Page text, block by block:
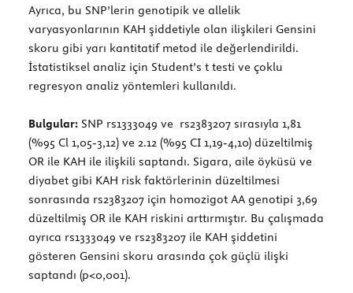
Ayrıca, bu SNP’lerin genotipik ve allelik
varyasyonlarının KAH şiddetiyle olan ilişkileri Gensini
skoru gibi yarı kantitatif metod ile değerlendirildi.
İstatistiksel analiz için Student’s t testi ve çoklu
regresyon analiz yöntemleri kullanıldı.
Bulgular: SNP rs1333049 ve rs2383207 sırasıyla 1,81
(%95 Cl 1,05-3,12) ve 2.12 (%95 CI 1,19-4,10) düzeltilmiş
OR ile KAH ile ilişkili saptandı. Sigara, aile öyküsü ve
diyabet gibi KAH risk faktörlerinin düzeltilmesi
sonrasında rs2383207 için homozigot AA genotipi 3,69
düzeltilmiş OR ile KAH riskini arttırmıştır. Bu çalışmada
ayrıca rs1333049 ve rs2383207 ile KAH şiddetini
gösteren Gensini skoru arasında çok güçlü ilişki
saptandı (p<0,001).